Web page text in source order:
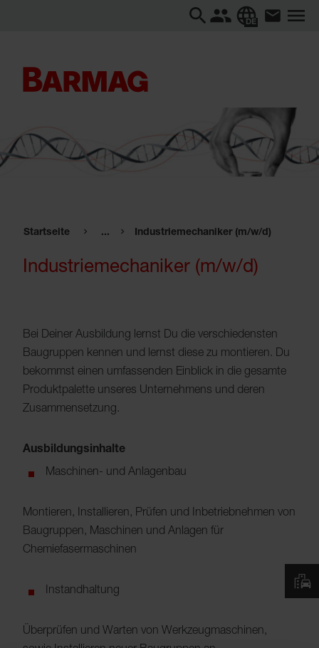
DE
Startseite ... Industriemechaniker (m/w/d)
Industriemechaniker (m/w/d)
Bei Deiner Ausbildung lernst Du die verschiedensten
Baugruppen kennen und lernst diese zu montieren. Du
bekommst einen umfassenden Einblick in die gesamte
Produktpalette unseres Unternehmens und deren
Zusammensetzung.
Ausbildungsinhalte
Maschinen- und Anlagenbau
Montieren, Installieren, Prüfen und Inbetriebnehmen von
Baugruppen, Maschinen und Anlagen für
Chemiefasermaschinen
Instandhaltung
Überprüfen und Warten von Werkzeugmaschinen,